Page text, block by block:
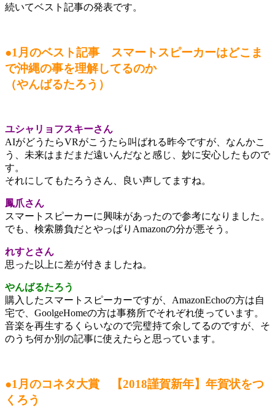
続いてベスト記事の発表です。
●1月のベスト記事 スマートスピーカーはどこま
で沖縄の事を理解してるのか
（やんばるたろう）
ユシャリョフスキーさん
AIがどうたらVRがこうたら叫ばれる昨今ですが、なんかこ
う、未来はまだまだ遠いんだなと感じ、妙に安心したもので
す。
それにしてもたろうさん、良い声してますね。
鳳爪さん
スマートスピーカーに興味があったので参考になりました。
でも、検索勝負だとやっぱりAmazonの分が悪そう。
れすとさん
思った以上に差が付きましたね。
やんばるたろう
購入したスマートスピーカーですが、AmazonEchoの方は自
宅で、GoolgeHomeの方は事務所でそれぞれ使っています。
音楽を再生するくらいなので完璧持て余してるのですが、そ
のうち何か別の記事に使えたらと思っています。
●1月のコネタ大賞 【2018謹賀新年】年賀状をつ
くろう